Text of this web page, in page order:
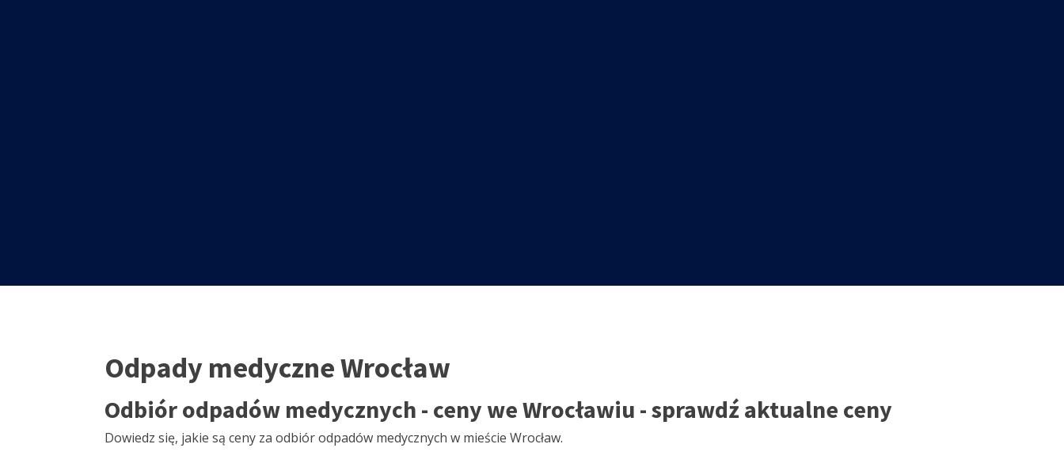
Odpady medyczne Wrocław
Odbiór odpadów medycznych - ceny we Wrocławiu - sprawdź aktualne ceny
Dowiedz się, jakie są ceny za odbiór odpadów medycznych w mieście Wrocław.